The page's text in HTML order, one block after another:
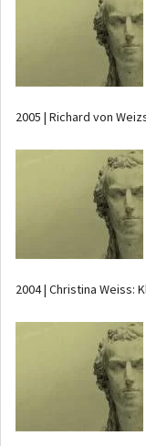
2005 | Richard von
2004 | Christina Weiss: